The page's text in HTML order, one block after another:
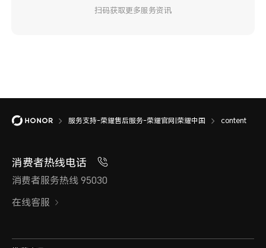
扫码获取更多服务资讯
服务支持-荣耀售后服务-荣耀官网|荣耀中国 content
消费者热线电话
消费者服务热线 95030
在线客服